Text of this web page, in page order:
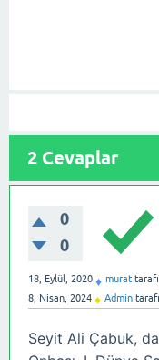
2 Cevaplar
0
0
18, Eylül, 2020 ♦ murat
8, Nisan, 2024 ♦ Admin
Seyit Ali Çabuk,